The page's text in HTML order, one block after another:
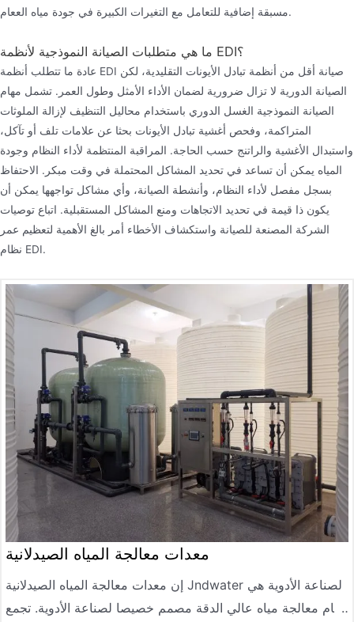
مسبقة إضافية للتعامل مع التغيرات الكبيرة في جودة مياه الععام.
ما هي متطلبات الصيانة النموذجية لأنظمة EDI؟
عادة ما تتطلب أنظمة EDI صيانة أقل من أنظمة تبادل الأيونات التقليدية، لكن
الصيانة الدورية لا تزال ضرورية لضمان الأداء الأمثل وطول العمر. تشمل مهام
الصيانة النموذجية الغسل الدوري باستخدام محاليل التنظيف لإزالة الملوثات
المتراكمة، وفحص أغشية تبادل الأيونات بحثا عن علامات تلف أو تآكل،
واستبدال الأغشية والراتنج حسب الحاجة. المراقبة المنتظمة لأداء النظام وجودة
المياه يمكن أن تساعد في تحديد المشاكل المحتملة في وقت مبكر. الاحتفاظ
بسجل مفصل لأداء النظام، وأنشطة الصيانة، وأي مشاكل تواجهها يمكن أن
يكون ذا قيمة في تحديد الاتجاهات ومنع المشاكل المستقبلية. اتباع توصيات
الشركة المصنعة للصيانة واستكشاف الأخطاء أمر بالغ الأهمية لتعظيم عمر
نظام EDI.
معدات معالجة المياه الصيدلانية
إن معدات معالجة المياه الصيدلانية Jndwater لصناعة الأدوية هي
نظام معالجة مياه عالي الدقة مصمم خصيصا لصناعة الأدوية. تجمع